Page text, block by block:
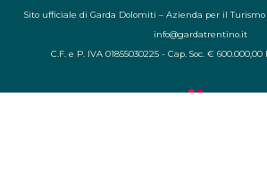
Sito ufficiale di Garda Dolomiti – Azienda per il Turismo
info@gardatrentino.it
C.F. e P. IVA 01855030225 - Cap. Soc. € 600.000,00